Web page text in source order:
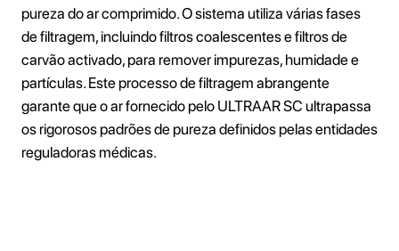
pureza do ar comprimido. O sistema utiliza várias fases
de filtragem, incluindo filtros coalescentes e filtros de
carvão activado, para remover impurezas, humidade e
partículas. Este processo de filtragem abrangente
garante que o ar fornecido pelo ULTRAAR SC ultrapassa
os rigorosos padrões de pureza definidos pelas entidades
reguladoras médicas.